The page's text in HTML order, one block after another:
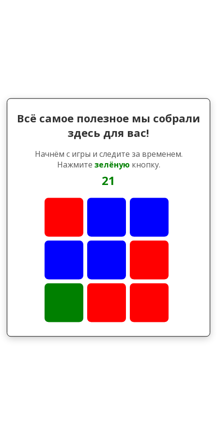
Всё самое полезное мы собрали
здесь для вас!
Начнём с игры и следите за временем.
Нажмите зелёную кнопку.
21